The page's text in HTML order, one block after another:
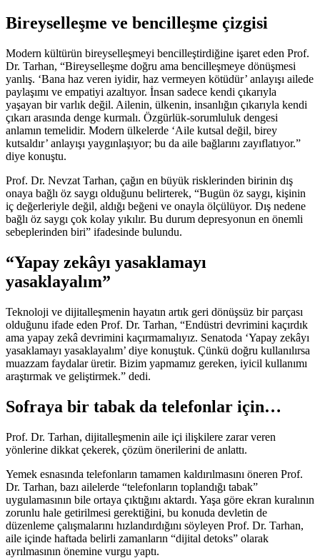
Bireyselleşme ve bencilleşme çizgisi
Modern kültürün bireyselleşmeyi bencilleştirdiğine işaret eden Prof.
Dr. Tarhan, “Bireyselleşme doğru ama bencilleşmeye dönüşmesi
yanlış. ‘Bana haz veren iyidir, haz vermeyen kötüdür’ anlayışı ailede
paylaşımı ve empatiyi azaltıyor. İnsan sadece kendi çıkarıyla
yaşayan bir varlık değil. Ailenin, ülkenin, insanlığın çıkarıyla kendi
çıkarı arasında denge kurmalı. Özgürlük-sorumluluk dengesi
anlamın temelidir. Modern ülkelerde ‘Aile kutsal değil, birey
kutsaldır’ anlayışı yaygınlaşıyor; bu da aile bağlarını zayıflatıyor.”
diye konuştu.
Prof. Dr. Nevzat Tarhan, çağın en büyük risklerinden birinin dış
onaya bağlı öz saygı olduğunu belirterek, “Bugün öz saygı, kişinin
iç değerleriyle değil, aldığı beğeni ve onayla ölçülüyor. Dış nedene
bağlı öz saygı çok kolay yıkılır. Bu durum depresyonun en önemli
sebeplerinden biri” ifadesinde bulundu.
“Yapay zekâyı yasaklamayı
yasaklayalım”
Teknoloji ve dijitalleşmenin hayatın artık geri dönüşsüz bir parçası
olduğunu ifade eden Prof. Dr. Tarhan, “Endüstri devrimini kaçırdık
ama yapay zekâ devrimini kaçırmamalıyız. Senatoda ‘Yapay zekâyı
yasaklamayı yasaklayalım’ diye konuştuk. Çünkü doğru kullanılırsa
muazzam faydalar üretir. Bizim yapmamız gereken, iyicil kullanımı
araştırmak ve geliştirmek.” dedi.
Sofraya bir tabak da telefonlar için…
Prof. Dr. Tarhan, dijitalleşmenin aile içi ilişkilere zarar veren
yönlerine dikkat çekerek, çözüm önerilerini de anlattı.
Yemek esnasında telefonların tamamen kaldırılmasını öneren Prof.
Dr. Tarhan, bazı ailelerde “telefonların toplandığı tabak”
uygulamasının bile ortaya çıktığını aktardı. Yaşa göre ekran kuralının
zorunlu hale getirilmesi gerektiğini, bu konuda devletin de
düzenleme çalışmalarını hızlandırdığını söyleyen Prof. Dr. Tarhan,
aile içinde haftada belirli zamanların “dijital detoks” olarak
ayrılmasının önemine vurgu yaptı.